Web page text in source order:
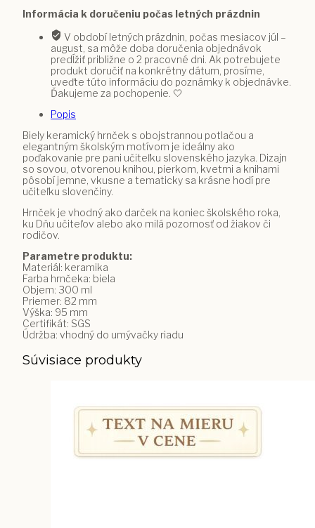
slovenského
Informácia k doručeniu počas letných prázdnin
V období letných prázdnin, počas mesiacov júl –
august, sa môže doba doručenia objednávok
predĺžiť približne o 2 pracovné dni. Ak potrebujete
produkt doručiť na konkrétny dátum, prosíme,
uveďte túto informáciu do poznámky k objednávke.
Ďakujeme za pochopenie. 🤍
Popis
Biely keramický hrnček s obojstrannou potlačou a
elegantným školským motívom je ideálny ako
poďakovanie pre pani učiteľku slovenského jazyka. Dizajn
so sovou, otvorenou knihou, pierkom, kvetmi a knihami
pôsobí jemne, vkusne a tematicky sa krásne hodí pre
učiteľku slovenčiny.
Hrnček je vhodný ako darček na koniec školského roka,
ku Dňu učiteľov alebo ako milá pozornosť od žiakov či
rodičov.
Parametre produktu:
Materiál: keramika
Farba hrnčeka: biela
Objem: 300 ml
Priemer: 82 mm
Výška: 95 mm
Certifikát: SGS
Údržba: vhodný do umývačky riadu
Súvisiace produkty